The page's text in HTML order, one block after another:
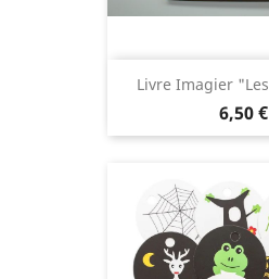
Livre Imagier
6,50 €